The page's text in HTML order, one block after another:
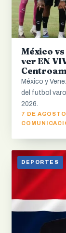
México
ver EN
México y
del futbol
2026.
7 DE
DEPORTES